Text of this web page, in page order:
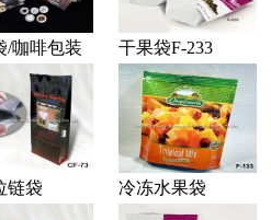
/咖啡包装 干果袋F-233
链袋 冷冻水果袋